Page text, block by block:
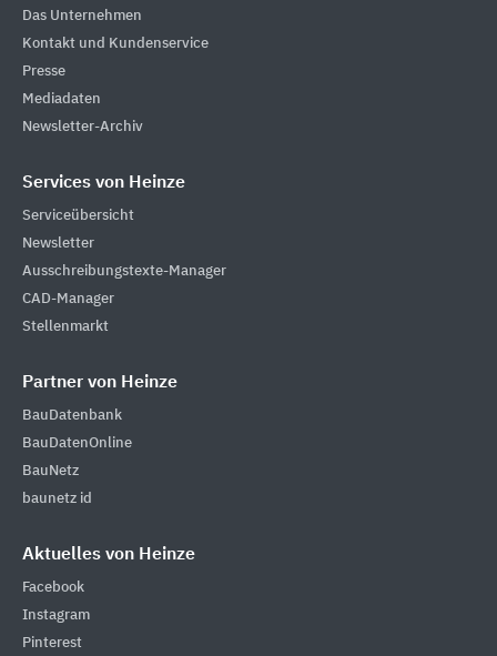
Das Unternehmen
Kontakt und Kundenservice
Presse
Mediadaten
Newsletter-Archiv
Services von Heinze
Serviceübersicht
Newsletter
Ausschreibungstexte-Manager
CAD-Manager
Stellenmarkt
Partner von Heinze
BauDatenbank
BauDatenOnline
BauNetz
baunetz id
Aktuelles von Heinze
Facebook
Instagram
Pinterest